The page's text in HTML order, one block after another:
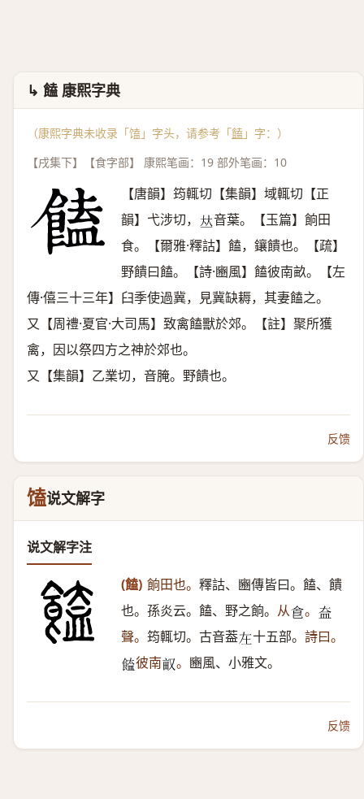
↳ 饁 康熙字典
（康熙字典未收录「馌」字头，请参考「饁 」字：）
【戌集下】【食字部】 康熙笔画：19 部外笔画：10
【唐韻】筠輒切【集韻】域輒切【正
韻】弋涉切， 𠀤音葉。【玉篇】餉田
食。【爾雅·釋詁】饁，鑲饋也。【疏】
野饋曰饁。【詩·豳風】饁彼南畝。【左
傳·僖三十三年】臼季使過冀，見冀缺耨，其妻饁之。
又【周禮·夏官·大司馬】致禽饁獸於郊。【註】聚所獲
禽，因以祭四方之神於郊也。
又【集韻】乙業切，音腌。野饋也。
反馈
馌说文解字
说文解字注
(饁) 餉田也。 釋詁、豳傳皆曰。饁、饋
也。孫炎云。饁、野之餉。 从𠊊 。 𥁋
聲。 筠輒切。古音葢𡉄 十五部。 詩曰。
𩝉 彼南𠭇 。 豳風、小雅文。
反馈